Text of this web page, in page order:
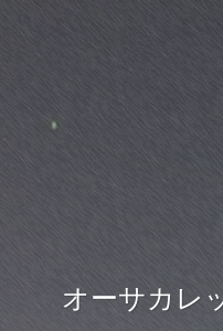
オーサカレ